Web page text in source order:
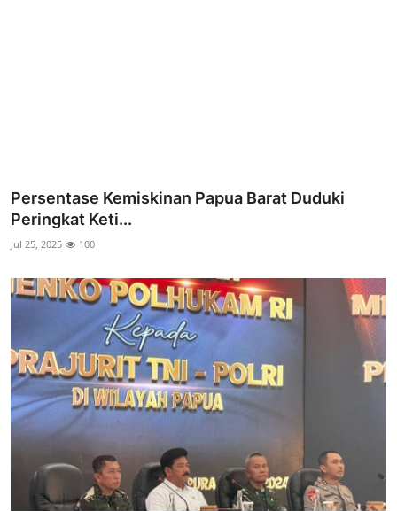
Persentase Kemiskinan Papua Barat Duduki
Peringkat Keti...
Jul 25, 2025 100